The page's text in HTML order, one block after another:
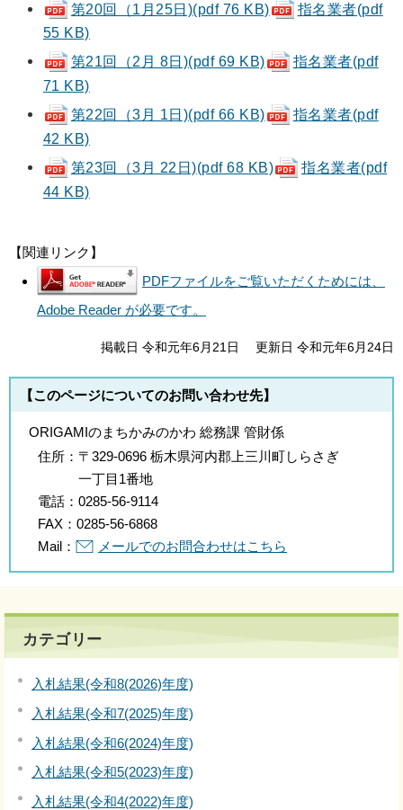
第20回（1月25日)(pdf 76 KB) 指名業者(pdf
55 KB)
第21回（2月 8日)(pdf 69 KB)
指名業者(pdf
71 KB)
第22回（3月 1日)(pdf 66 KB)
指名業者(pdf
42 KB)
第23回（3月 22日)(pdf 68 KB)
指名業者(pdf
44 KB)
【関連リンク】
PDFファイルをご覧いただくためには、
Adobe Reader が必要です。
掲載日 令和元年6月21日 更新日 令和元年6月24日
【このページについてのお問い合わせ先】
ORIGAMIのまちかみのかわ 総務課 管財係
住所： 〒329-0696 栃木県河内郡上三川町しらさぎ
一丁目1番地
電話： 0285-56-9114
FAX： 0285-56-6868
Mail：
メールでのお問合わせはこちら
カテゴリー
入札結果(令和8(2026)年度)
入札結果(令和7(2025)年度)
入札結果(令和6(2024)年度)
入札結果(令和5(2023)年度)
入札結果(令和4(2022)年度)